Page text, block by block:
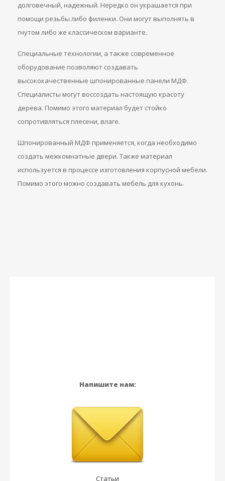
долговечный, надежный. Нередко он украшается при
помощи резьбы либо филенки. Они могут выполнять в
гнутом либо же классическом варианте.
Специальные технологии, а также современное
оборудование позволяют создавать
высококачественные шпонированные панели МДФ.
Специалисты могут воссоздать настоящую красоту
дерева. Помимо этого материал будет стойко
сопротивляться плесени, влаге.
Шпонированный МДФ применяется, когда необходимо
создать межкомнатные двери. Также материал
используется в процессе изготовления корпусной мебели.
Помимо этого можно создавать мебель для кухонь.
Напишите нам:
Статьи